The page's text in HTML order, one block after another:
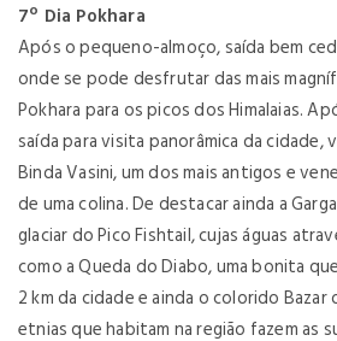
7º Dia Pokhara
Após o pequeno-almoço, saída bem
onde se pode desfrutar das mais
Pokhara para os picos dos Himalaias.
saída para visita panorâmica da cidade,
Binda Vasini, um dos mais antigos e
de uma colina. De destacar ainda a
glaciar do Pico Fishtail, cujas águas
como a Queda do Diabo, uma bonita
2 km da cidade e ainda o colorido
etnias que habitam na região fazem as